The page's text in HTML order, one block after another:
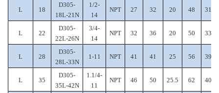
L 18
D305-
18L-21N
1/2-
14
NPT 27 32 20 48 31.5
L 22
D305-
22L-26N
3/4-
14
NPT 32 36 20 50 33.5
L 28
D305-
28L-33N
1-11 NPT 41 41 25 56 39.5
L 35
D305-
35L-42N
1.1/4-
11
NPT 46 50 25.5 62 40.5